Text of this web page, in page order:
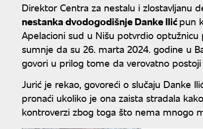
Direktor Centra za nestalu i zlostavljanu
nestanka dvodogodišnje Danke Ilićpun
Apelacioni sud u Nišu potvrdio optužnicu
sumnje da su 26. marta 2024. godine u
govori u prilog tome da verovatno
Jurić je rekao, govoreći o slučaju Danke
pronaći ukoliko je ona zaista stradala
kontroverzi zbog toga što nema mnogo